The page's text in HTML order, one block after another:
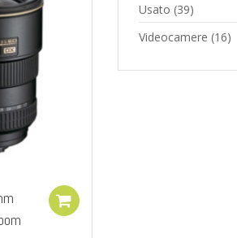
Usato (39)
Videocamere (16)